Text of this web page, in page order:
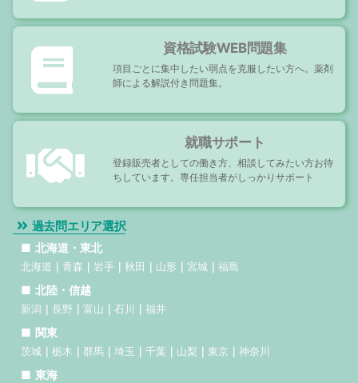
資格試験WEB問題集
項目ごとに集中したい弱点を克服したい方へ。薬剤
師による解説付き問題集。
就職サポート
登録販売者としての働き方、相談してみたい方お待
ちしています。専任担当者がしっかりサポート
過去問エリア選択
北海道・東北
北海道 青森 岩手 秋田 山形 宮城 福島
北陸・信越
新潟 長野 富山 石川 福井
関東
茨城 栃木 群馬 埼玉 千葉 山梨 東京 神奈川
東海